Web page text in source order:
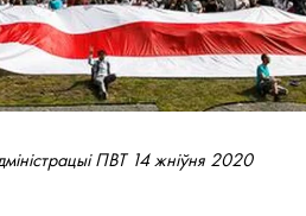
ПВТ 14 жніўня 2020